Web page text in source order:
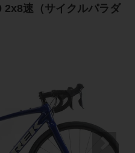
速（サイクルパラダ